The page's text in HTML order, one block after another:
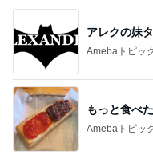
アレクの妹
Amebaトピッ
もっと食べ
Amebaトピッ